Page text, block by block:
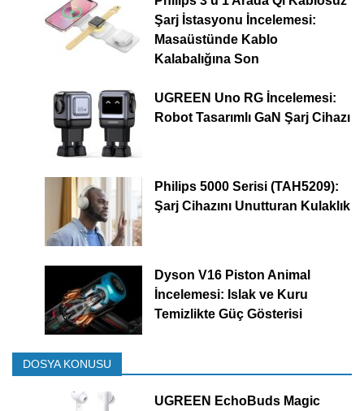
Şarj İstasyonu İncelemesi:
Masaüstünde Kablo
Kalabalığına Son
UGREEN Uno RG İncelemesi:
Robot Tasarımlı GaN Şarj Cihazı
Philips 5000 Serisi (TAH5209):
Şarj Cihazını Unutturan Kulaklık
Dyson V16 Piston Animal
İncelemesi: Islak ve Kuru
Temizlikte Güç Gösterisi
DOSYA KONUSU
UGREEN EchoBuds Magic